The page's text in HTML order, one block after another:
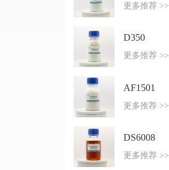
更多推荐 >>
D350
更多推荐 >>
AF1501
更多推荐 >>
DS6008
更多推荐 >>